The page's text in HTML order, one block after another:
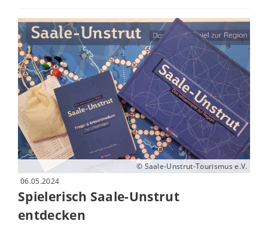
© Saale-Unstrut-Tourismus e.V.
06.05.2024
Spielerisch Saale-Unstrut
entdecken